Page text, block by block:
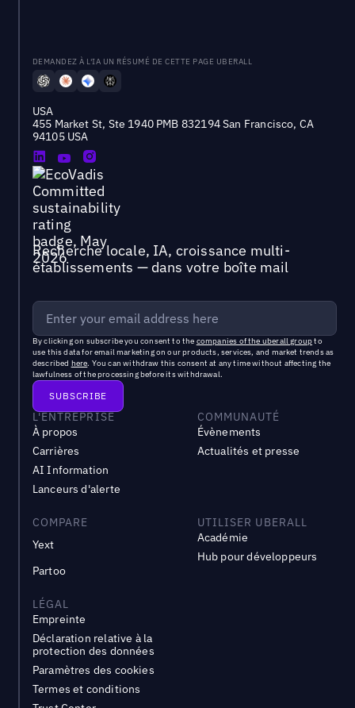
DEMANDEZ À L'IA UN RÉSUMÉ DE CETTE PAGE UBERALL
USA
455 Market St, Ste 1940 PMB 832194 San Francisco, CA
94105 USA
Recherche locale, IA, croissance multi-
établissements — dans votre boîte mail
By clicking on subscribe you consent to the companies of the uberall groupto
use this data for email marketing on our products, services, and market trends as
described here. You can withdraw this consent at any time without affecting the
lawfulness of the processing before its withdrawal.
L'ENTREPRISE
À propos
Carrières
AI Information
Lanceurs d'alerte
COMMUNAUTÉ
Évènements
Actualités et presse
COMPARE
Yext
Partoo
UTILISER UBERALL
Académie
Hub pour développeurs
LÉGAL
Empreinte
Déclaration relative à la
protection des données
Paramètres des cookies
Termes et conditions